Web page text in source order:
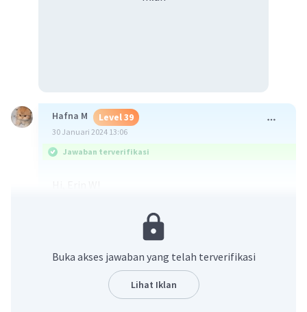
Hafna M Level 39
30 Januari 2024 13:06
Jawaban terverifikasi
Saccharomyces cerevisiae merupakan salah satu
mikroorganisme yang digunakan untuk proses
fermentasi pembuatan roti. S. cerevisiae banyak
digunakan di industri pengolahan pangan yang
berdasar fermentasi karena kemampuannya
memecah karbohidrat dan menghasilkan
Buka akses jawaban yang telah terverifikasi
Lihat Iklan